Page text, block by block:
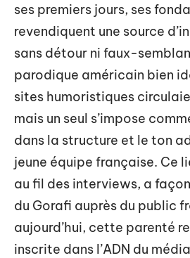
ses premiers jours, ses
revendiquent une source
sans détour ni faux-
parodique américain bien
sites humoristiques
mais un seul s’impose
dans la structure et le ton
jeune équipe française. Ce
au fil des interviews, a
du Gorafi auprès du public
aujourd’hui, cette parenté
inscrite dans l’ADN du